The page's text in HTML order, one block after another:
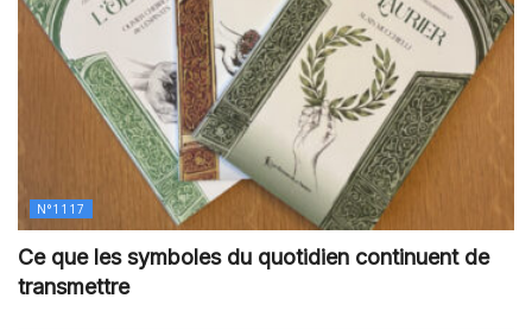
N°1117
Ce que les symboles du quotidien continuent de
transmettre